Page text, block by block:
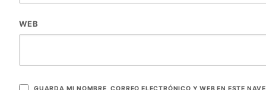
WEB
GUARDA MI NOMBRE, CORREO ELECTRÓNICO Y WEB EN ESTE